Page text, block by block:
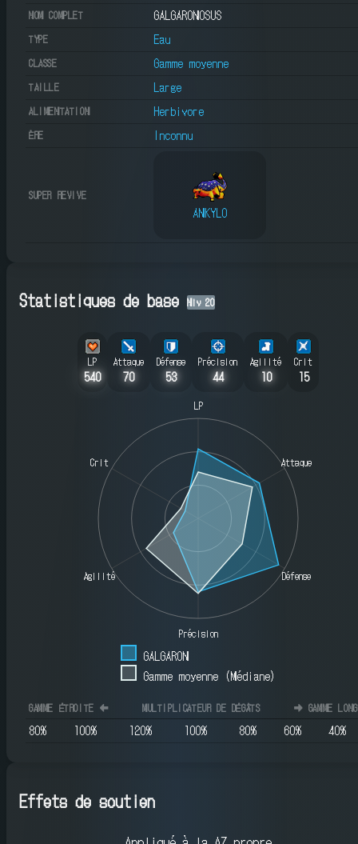
NOM COMPLET GALGARONOSUS
TYPE Eau
CLASSE Gamme moyenne
TAILLE Large
ALIMENTATION Herbivore
ÈRE Inconnu
SUPER REVIVE
ANKYLO
Statistiques de base Niv 20
LP
540
Attaque
70
Défense
53
Précision
44
Agilité
10
Crit
15
LP
Attaque
Défense
Précision
Agilité
Crit
GALGARON
Gamme moyenne (Médiane)
GAMME ÉTROITE ⬅️ MULTIPLICATEUR DE DÉGÂTS ➡️ GAMME
80% 100% 120% 100% 80% 60% 40%
Effets de soutien